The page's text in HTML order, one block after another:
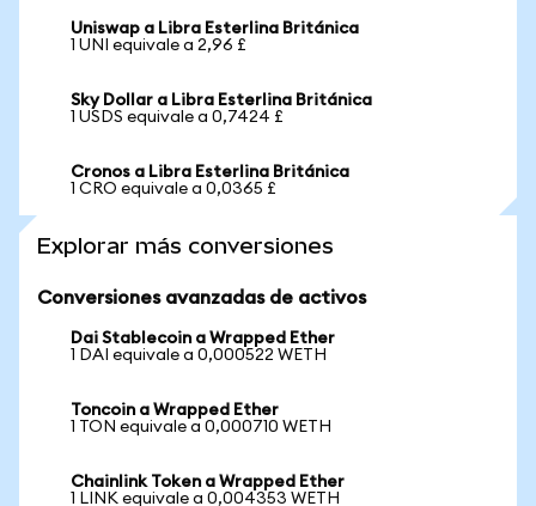
Uniswap a Libra Esterlina Británica
1 UNI equivale a 2,96 £
Sky Dollar a Libra Esterlina Británica
1 USDS equivale a 0,7424 £
Cronos a Libra Esterlina Británica
1 CRO equivale a 0,0365 £
Explorar más conversiones
Conversiones avanzadas de activos
Dai Stablecoin a Wrapped Ether
1 DAI equivale a 0,000522 WETH
Toncoin a Wrapped Ether
1 TON equivale a 0,000710 WETH
Chainlink Token a Wrapped Ether
1 LINK equivale a 0,004353 WETH